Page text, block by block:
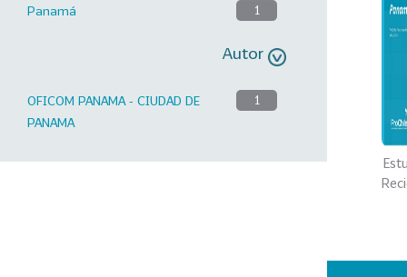
Panamá 1
Autor
OFICOM PANAMA - CIUDAD DE
PANAMA
1